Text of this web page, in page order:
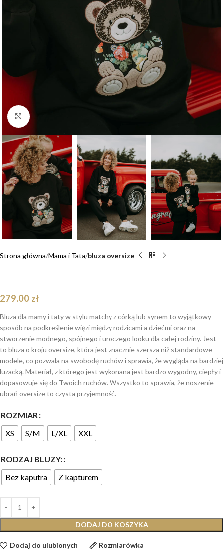
Click to enlarge
Strona główna Mama i Tata bluza oversize
279.00 zł
Bluza dla mamy i taty w stylu matchy z córką lub synem to wyjątkowy
sposób na podkreślenie więzi między rodzicami a dziećmi oraz na
stworzenie modnego, spójnego i uroczego looku dla całej rodziny. Jest
to bluza o kroju oversize, która jest znacznie szersza niż standardowe
modele, co pozwala na swobodę ruchów i sprawia, że wygląda na bardziej
luzacką. Materiał, z którego jest wykonana jest bardzo wygodny, ciepły i
dopasowuje się do Twoich ruchów. Wszystko to sprawia, że noszenie
ubrań oversize to czysta przyjemność.
ROZMIAR
XS
S/M L/XL XXL
RODZAJ BLUZY:
Bez kaputra
Z kapturem
DODAJ DO KOSZYKA
Dodaj do ulubionych Rozmiarówka